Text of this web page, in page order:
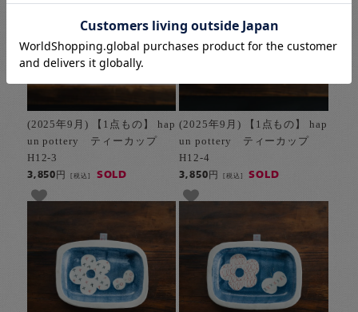
(2025年9月) 【1点もの】 hap
un pottery ティーカップ
H12-3
3,850円[税込] SOLD
(2025年9月) 【1点もの】 hap
un pottery ティーカップ
H12-4
3,850円 [税込] SOLD